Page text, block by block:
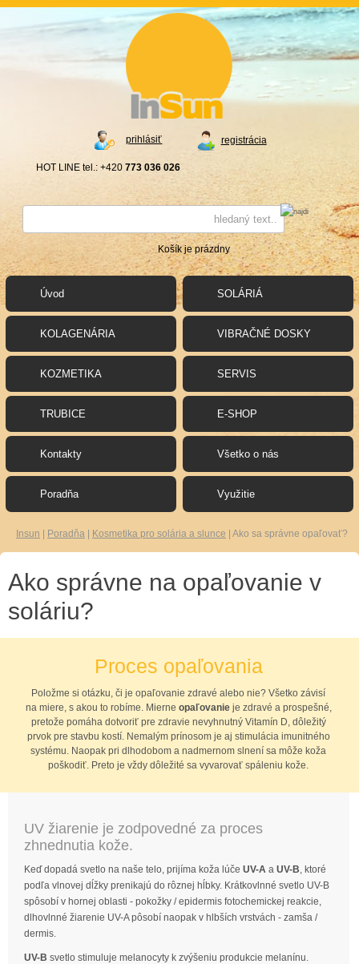
registrácia
prihlásiť
HOT LINE tel.: +420 773 036 026
Košík je prázdny
Úvod SOLÁRIÁ
KOLAGENÁRIA VIBRAČNÉ DOSKY
KOZMETIKA SERVIS
TRUBICE E-SHOP
Kontakty Všetko o nás
Poradňa Využitie
Insun Poradňa Kosmetika pro solária a slunce Ako sa správne opaľovať?
Ako správne na opaľovanie v
soláriu?
Proces opaľovania
Položme si otázku, či je opaľovanie zdravé alebo nie? Všetko závisí
na miere, s akou to robíme. Mierne opaľovanieje zdravé a prospešné,
pretože pomáha dotvoriť pre zdravie nevyhnutný Vitamín D, dôležitý
prvok pre stavbu kostí. Nemalým prínosom je aj stimulácia imunitného
systému. Naopak pri dlhodobom a nadmernom slnení sa môže koža
poškodiť. Preto je vždy dôležité sa vyvarovať spáleniu kože.
UV žiarenie je zodpovedné za proces
zhnednutia kože.
Keď dopadá svetlo na naše telo, prijíma koža lúče UV-A a UV-B, ktoré
podľa vlnovej dĺžky prenikajú do rôznej hĺbky. Krátkovlnné svetlo UV-B
spôsobí v hornej oblasti - pokožky / epidermis fotochemickej reakcie,
dlhovlnné žiarenie UV-A pôsobí naopak v hlbších vrstvách - zamša /
dermis.
UV-B svetlo stimuluje melanocyty k zvýšeniu produkcie melanínu.